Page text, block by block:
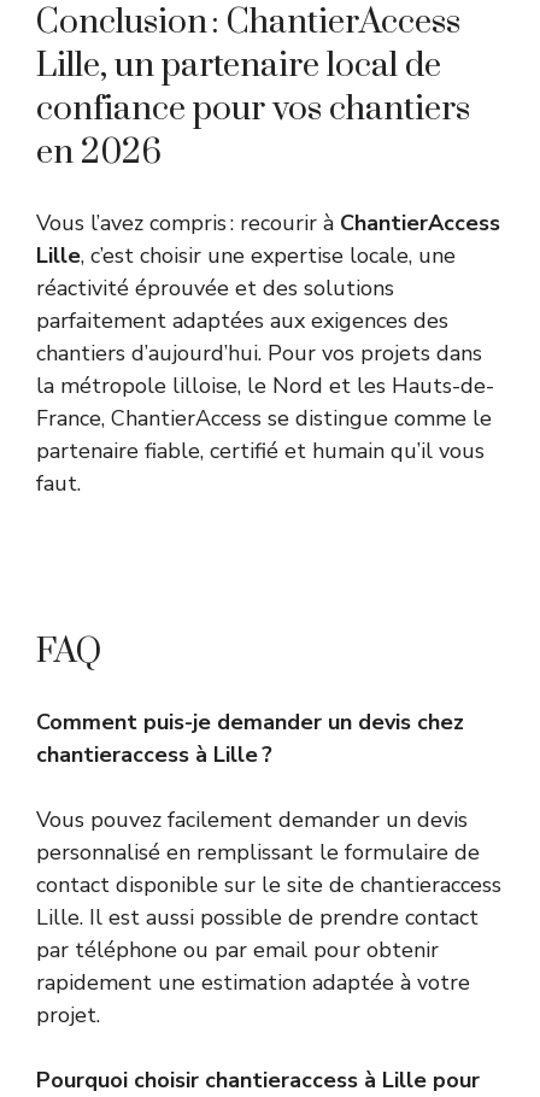
Conclusion : ChantierAccess
Lille, un partenaire local de
confiance pour vos chantiers
en 2026
Vous l’avez compris : recourir à ChantierAccess
Lille, c’est choisir une expertise locale, une
réactivité éprouvée et des solutions
parfaitement adaptées aux exigences des
chantiers d’aujourd’hui. Pour vos projets dans
la métropole lilloise, le Nord et les Hauts-de-
France, ChantierAccess se distingue comme le
partenaire fiable, certifié et humain qu’il vous
faut.
FAQ
Comment puis-je demander un devis chez
chantieraccess à Lille ?
Vous pouvez facilement demander un devis
personnalisé en remplissant le formulaire de
contact disponible sur le site de chantieraccess
Lille. Il est aussi possible de prendre contact
par téléphone ou par email pour obtenir
rapidement une estimation adaptée à votre
projet.
Pourquoi choisir chantieraccess à Lille pour